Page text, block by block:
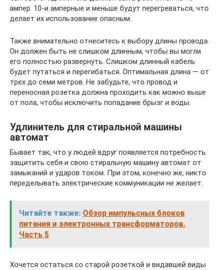
ампер. 10-и амперные и меньше будут перегреваться, что
делает их использование опасным.
Также внимательно отнеситесь к выбору длины провода.
Он должен быть не слишком длинным, чтобы вы могли
его полностью развернуть. Слишком длинный кабель
будет путаться и перегибаться. Оптимальная длина — от
трех до семи метров. Не забудьте, что провод и
переносная розетка должна проходить как можно выше
от пола, чтобы исключить попадание брызг и воды.
Удлинитель для стиральной машины
автомат
Бывает так, что у людей вдруг появляется потребность
защитить себя и свою стиральную машину автомат от
замыканий и ударов током. При этом, конечно же, никто
переделывать электрические коммуникации не желает.
Читайте также: Обзор импульсных блоков
питания и электронных трансформаторов.
Часть 5
Хочется остаться со старой розеткой и видавшей виды